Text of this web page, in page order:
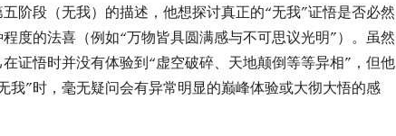
阶段（无我）的描述，他想探讨真正的“无我”证悟是否必然
度的法喜（例如“万物皆具圆满感与不可思议光明”）。虽然
证悟时并没有体验到“虚空破碎、天地颠倒等等异相”，但他
我”时，毫无疑问会有异常明显的巅峰体验或大彻大悟的感